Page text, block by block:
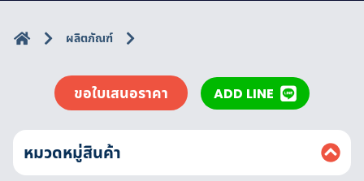
ผลิตภัณฑ์
ขอใบเสนอราคา ADD LINE
หมวดหมู่สินค้า